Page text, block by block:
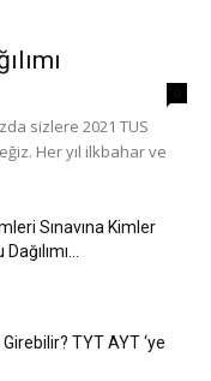
sizlere 2021 TUS
Her yıl ilkbahar ve
Sınavına Kimler
TYT AYT ‘ye